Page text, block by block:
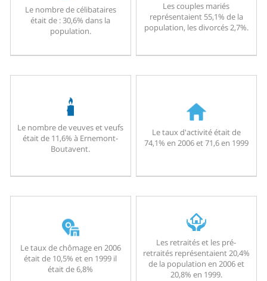
Le nombre de célibataires
était de : 30,6% dans la
population.
Les couples mariés
représentaient 55,1% de la
population, les divorcés 2,7%.
Le nombre de veuves et veufs
était de 11,6% à Ernemont-
Boutavent.
Le taux d'activité était de
74,1% en 2006 et 71,6 en 1999
Le taux de chômage en 2006
était de 10,5% et en 1999 il
était de 6,8%
Les retraités et les pré-
retraités représentaient 20,4%
de la population en 2006 et
20,8% en 1999.